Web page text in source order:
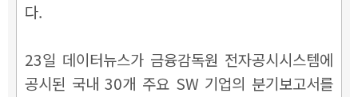
다.
23일 데이터뉴스가 금융감독원 전자공시시스템에
공시된 국내 30개 주요 SW 기업의 분기보고서를